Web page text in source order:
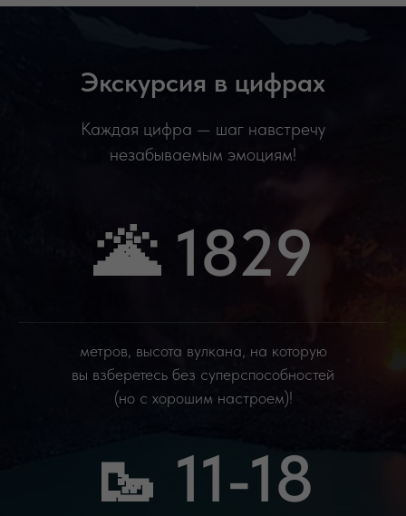
Экскурсия в цифрах
Каждая цифра — шаг навстречу
незабываемым эмоциям!
🌋 1829
метров, высота вулкана, на которую
вы взберетесь без суперспособностей
(но с хорошим настроем)!
🥾 11-18